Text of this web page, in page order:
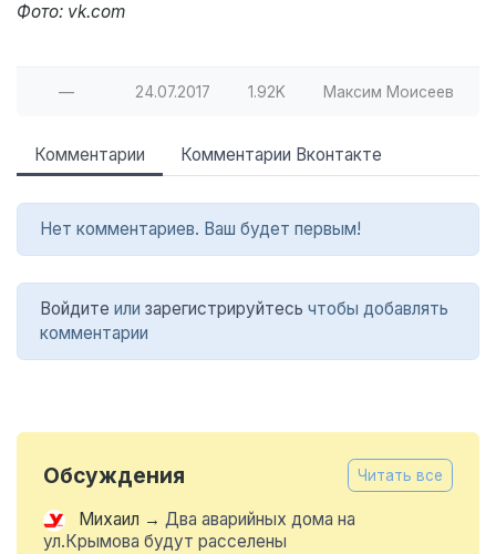
Фото: vk.com
— 24.07.2017 1.92K Максим Моисеев
Комментарии Комментарии Вконтакте
Нет комментариев. Ваш будет первым!
Войдите или зарегистрируйтесь чтобы добавлять
комментарии
Обсуждения Читать все
Михаил → Два аварийных дома на
ул.Крымова будут расселены